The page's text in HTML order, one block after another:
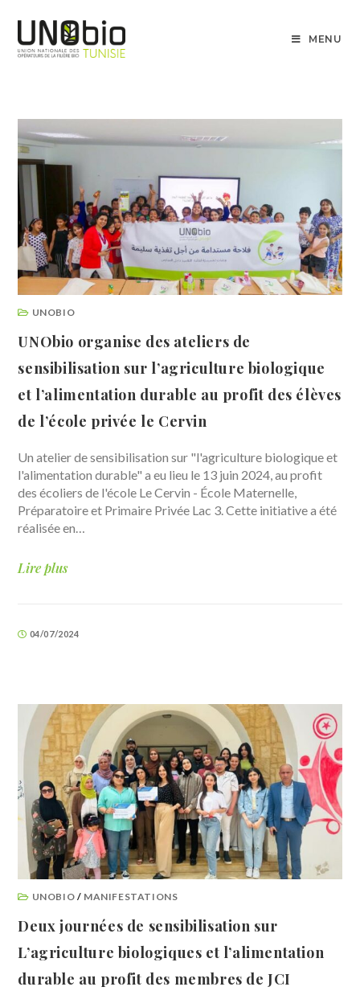
MENU
UNOBIO
UNObio organise des ateliers de
sensibilisation sur l’agriculture biologique
et l’alimentation durable au profit des élèves
de l’école privée le Cervin
Un atelier de sensibilisation sur "l'agriculture biologique et
l'alimentation durable" a eu lieu le 13 juin 2024, au profit
des écoliers de l'école Le Cervin - École Maternelle,
Préparatoire et Primaire Privée Lac 3. Cette initiative a été
réalisée en…
Lire plus
04/07/2024
UNOBIO / MANIFESTATIONS
Deux journées de sensibilisation sur
L’agriculture biologiques et l’alimentation
durable au profit des membres de JCI